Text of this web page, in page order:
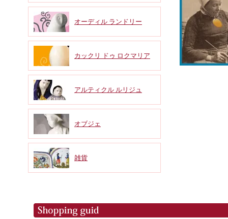
オーディル ランドリー
カックリ ドゥ ロクマリア
アルティクル ルリジュ
オブジェ
雑貨